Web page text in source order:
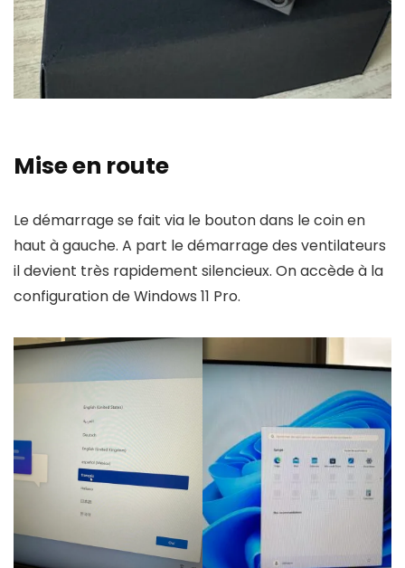
Mise en route
Le démarrage se fait via le bouton dans le coin en
haut à gauche. A part le démarrage des ventilateurs
il devient très rapidement silencieux. On accède à la
configuration de Windows 11 Pro.